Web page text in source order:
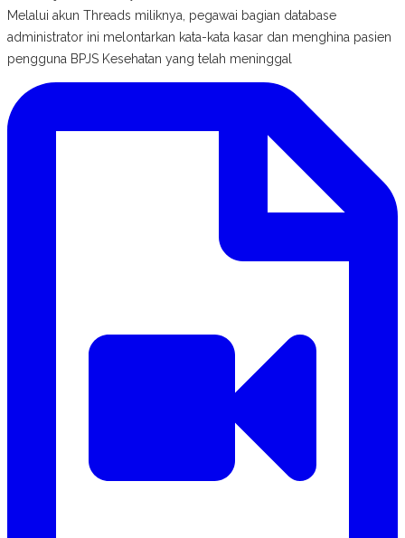
Melalui akun Threads miliknya, pegawai bagian database
administrator ini melontarkan kata-kata kasar dan menghina pasien
pengguna BPJS Kesehatan yang telah meninggal